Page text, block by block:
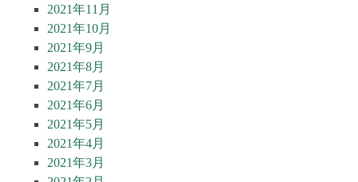
2021年11月
2021年10月
2021年9月
2021年8月
2021年7月
2021年6月
2021年5月
2021年4月
2021年3月